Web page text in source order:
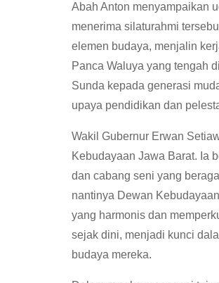
Abah Anton menyampaikan
menerima silaturahmi
elemen budaya, menjalin
Panca Waluya yang tengah
Sunda kepada generasi
upaya pendidikan dan
Wakil Gubernur Erwan
Kebudayaan Jawa Barat. Ia
dan cabang seni yang
nantinya Dewan
yang harmonis dan
sejak dini, menjadi kunci
budaya mereka.